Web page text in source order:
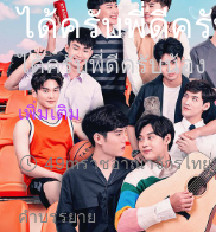
ได้ครับพี่ดีค
ได้ครับพี่ดีครับน้อง
เพิ่มเติม
49mราชอาณาจักรไทย
คำบรรยาย